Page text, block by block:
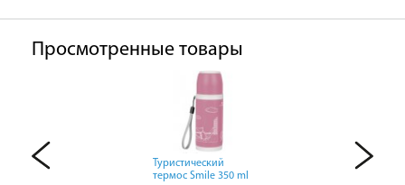
Просмотренные товары
Туристический
Туристический
термос Smile 350 ml
Туристический